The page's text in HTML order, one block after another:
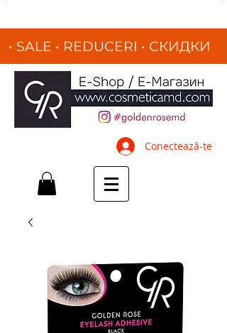
• SALE • REDUCERI • СКИДКИ
•
Conectează-te